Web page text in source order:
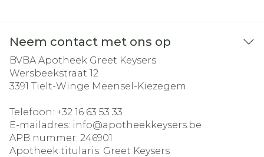
Neem contact met ons op
BVBA Apotheek Greet Keysers
Wersbeekstraat 12
3391 Tielt-Winge Meensel-Kiezegem
Telefoon: +32 16 63 53 33
E-mailadres: info@apotheekkeysers.be
APB nummer: 246901
Apotheek titularis: Greet Keysers